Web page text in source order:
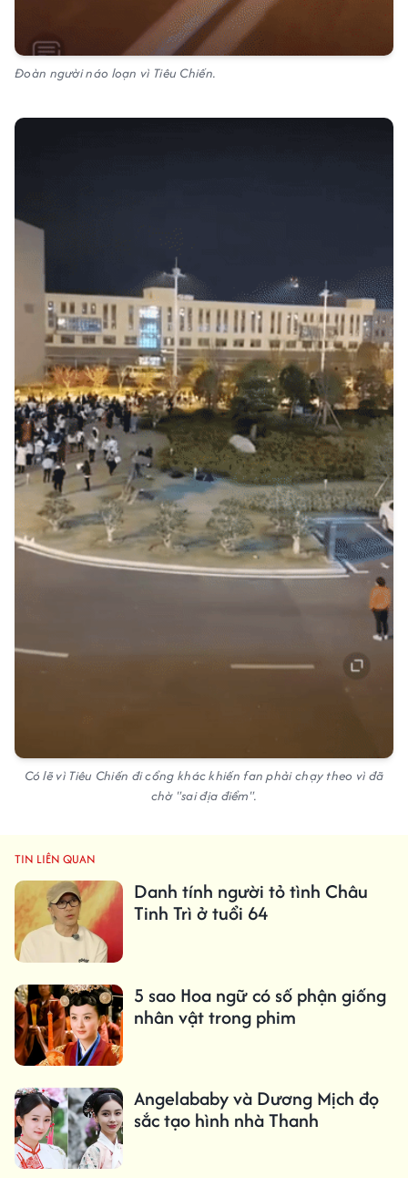
Đoàn người náo loạn vì Tiêu Chiến.
Có lẽ vì Tiêu Chiến đi cổng khác khiến fan phải chạy theo vì đã
chờ "sai địa điểm".
TIN LIÊN QUAN
Danh tính người tỏ tình Châu
Tinh Trì ở tuổi 64
5 sao Hoa ngữ có số phận giống
nhân vật trong phim
Angelababy và Dương Mịch đọ
sắc tạo hình nhà Thanh